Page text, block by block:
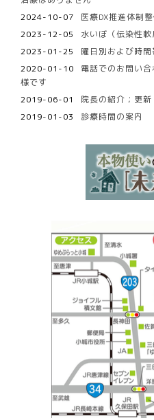
2024-10-07
医療DX推進体制
2023-12-05
水いぼ（伝染性
2023-01-25
曜日別および時
2020-01-10
電話でのお問い
様です
2019-06-01
院長の紹介；更新
2019-01-03
診療時間の案内